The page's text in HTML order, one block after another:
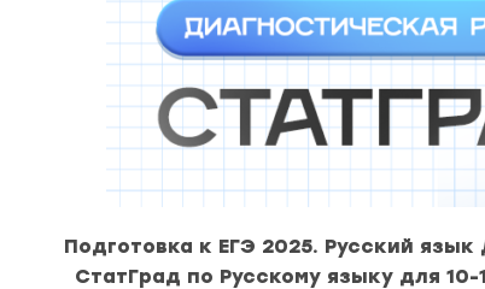
Подготовка к ЕГЭ 2025. Русский
СтатГрад по Русскому языку для